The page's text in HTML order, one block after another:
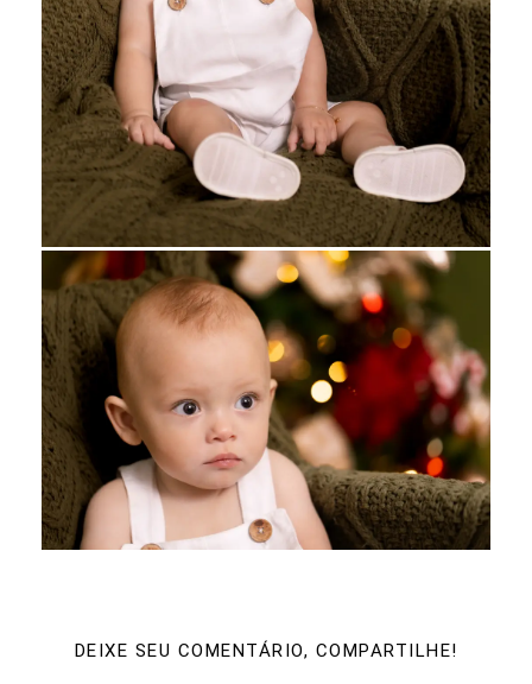
DEIXE SEU COMENTÁRIO, COMPARTILHE!